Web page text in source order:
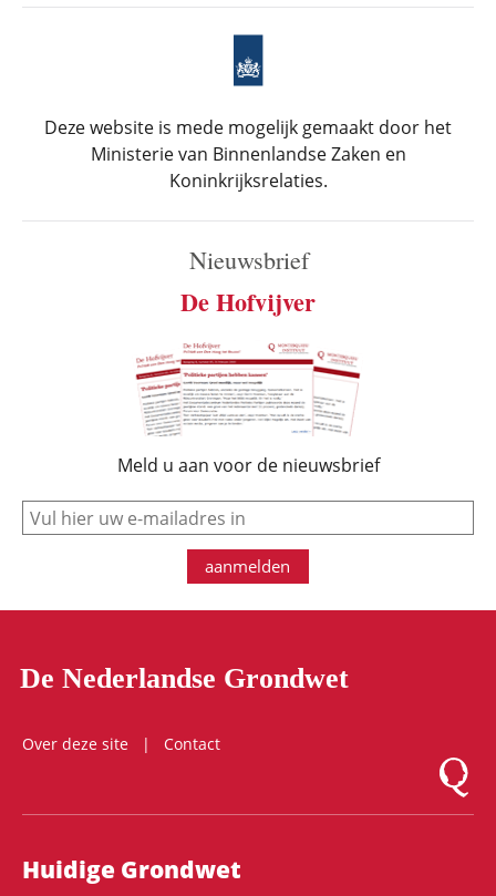
Deze website is mede mogelijk gemaakt door het
Ministerie van Binnenlandse Zaken en
Koninkrijksrelaties.
Nieuwsbrief
De Hofvijver
Meld u aan voor de nieuwsbrief
e-mail
aanmelden
De Nederlandse Grondwet
Over deze site
Contact
Logo
Hoofdnavigatie
Huidige Grondwet